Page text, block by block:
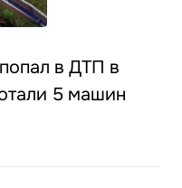
в ДТП в
5 машин